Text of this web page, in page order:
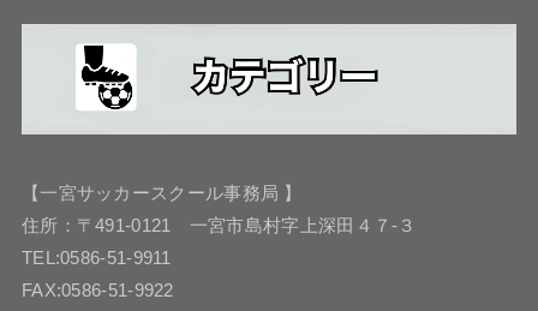
【一宮サッカースクール事務局 】
住所：〒491-0121 一宮市島村字上深田４７-３
TEL:0586-51-9911
FAX:0586-51-9922